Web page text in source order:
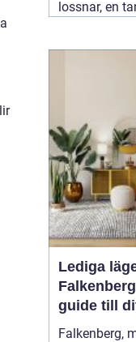
lossnar, en
svullnar upp
snabbt
04
Lediga
guide till
hem
Falkenberg,